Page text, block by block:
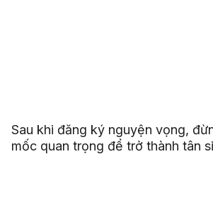
Sau khi đăng ký nguyện vọng,
mốc quan trọng để trở thành tân